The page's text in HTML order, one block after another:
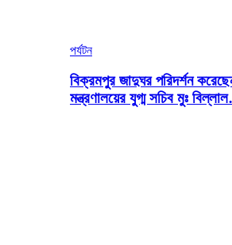
পর্যটন
বিক্রমপুর জাদুঘর পরিদর্শন
মন্ত্রণালয়ের যুগ্ম সচিব মুঃ